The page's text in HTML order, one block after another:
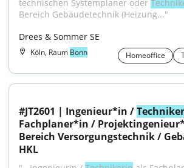
technischen Systemplaner oder
Bereich Gebäudetechnik (Heizung..."
Drees & Sommer SE
Köln, Raum Bonn Homeoffice
#JT2601 | Ingenieur*in / Techniker
Fachplaner*in /
Bereich Versorgungstechnik /
HKL